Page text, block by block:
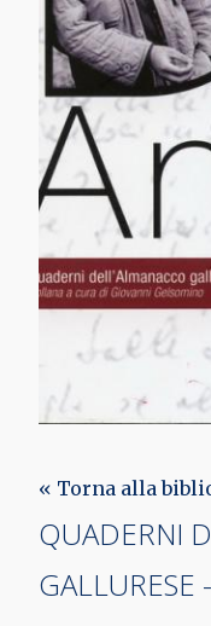
« Torna alla
QUADERNI
GALLURESE